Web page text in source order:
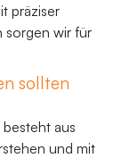
präziser
sorgen wir für
sollten
aus
und mit